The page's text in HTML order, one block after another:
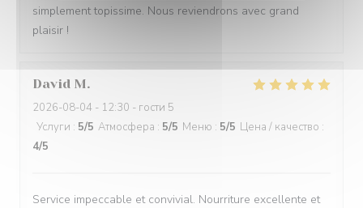
simplement topissime. Nous reviendrons avec grand
plaisir !
David M
2026-08-04 - 12:30 - гости 5
Услуги : 5/5 Атмосфера : 5/5 Меню : 5/5 Цена / качество :
4/5
Service impeccable et convivial. Nourriture excellente et